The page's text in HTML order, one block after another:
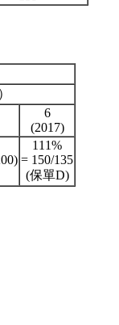
6
(2017)
111%
= 150/135
(保單D)